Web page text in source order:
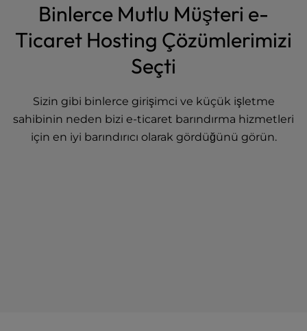
Binlerce Mutlu Müşteri e-
Ticaret Hosting Çözümlerimizi
Seçti
Sizin gibi binlerce girişimci ve küçük işletme
sahibinin neden bizi e-ticaret barındırma hizmetleri
için en iyi barındırıcı olarak gördüğünü görün.